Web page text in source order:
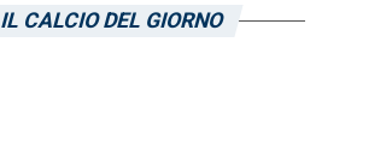
IL CALCIO DEL GIORNO